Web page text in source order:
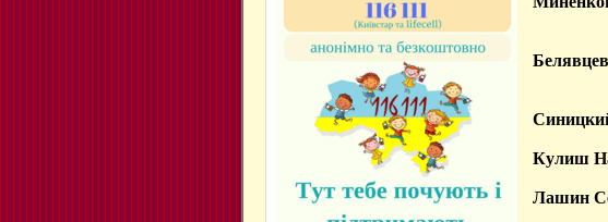
Кулиш
Лашин